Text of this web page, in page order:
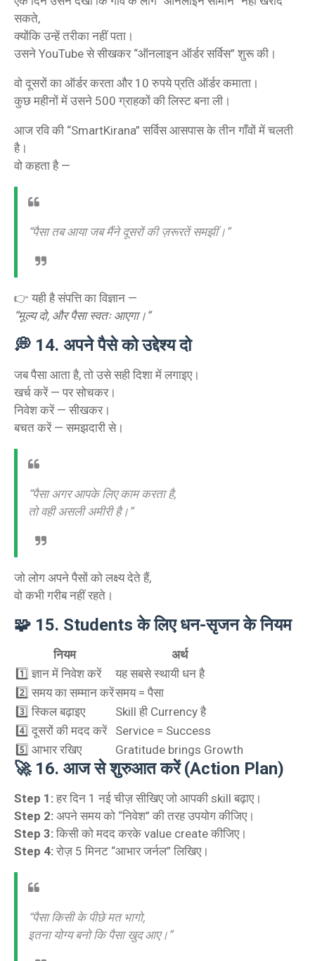
सकते,
क्योंकि उन्हें तरीका नहीं पता।
उसने YouTube से सीखकर “ऑनलाइन ऑर्डर सर्विस” शुरू की।
वो दूसरों का ऑर्डर करता और 10 रुपये प्रति ऑर्डर कमाता।
कुछ महीनों में उसने 500 ग्राहकों की लिस्ट बना ली।
आज रवि की “SmartKirana” सर्विस आसपास के तीन गाँवों में चलती
है।
वो कहता है —
“पैसा तब आया जब मैंने दूसरों की ज़रूरतें समझीं।”
👉 यही है संपत्ति का विज्ञान —
“मूल्य दो, और पैसा स्वतः आएगा।”
💭 14. अपने पैसे को उद्देश्य दो
जब पैसा आता है, तो उसे सही दिशा में लगाइए।
खर्च करें — पर सोचकर।
निवेश करें — सीखकर।
बचत करें — समझदारी से।
“पैसा अगर आपके लिए काम करता है,
तो वही असली अमीरी है।”
जो लोग अपने पैसों को लक्ष्य देते हैं,
वो कभी गरीब नहीं रहते।
🧩 15. Students के लिए धन-सृजन के नियम
नियम
अर्थ
1️⃣ ज्ञान में निवेश करें
यह सबसे स्थायी धन है
2️⃣ समय का सम्मान करेंसमय = पैसा
3️⃣ स्किल बढ़ाइए
Skill ही Currency है
4️⃣ दूसरों की मदद करें
Service = Success
5️⃣ आभार रखिए
Gratitude brings Growth
🚀 16. आज से शुरुआत करें (Action Plan)
Step 1: हर दिन 1 नई चीज़ सीखिए जो आपकी skill बढ़ाए।
Step 2: अपने समय को “निवेश” की तरह उपयोग कीजिए।
Step 3: किसी को मदद करके value create कीजिए।
Step 4: रोज़ 5 मिनट “आभार जर्नल” लिखिए।
“पैसा किसी के पीछे मत भागो,
इतना योग्य बनो कि पैसा खुद आए।”